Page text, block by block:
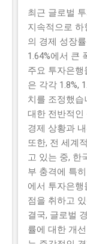
최근 글로벌
지속적으로 하
의 경제 성장
1.64%에서 큰
주요 투자은행
은 각각 1.8%,
치를 조정했습
대한 전반적인
경제 상황과
또한, 전 세계
고 있는 중, 한
부 충격에 특
에서 투자은
점을 취하고
결국, 글로벌
률에 대한 개